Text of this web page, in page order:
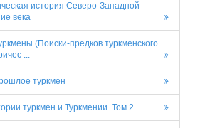
история Северо-Западной
века
(Поиски-предков туркменского
...
туркмен
туркмен и Туркмении. Том 2